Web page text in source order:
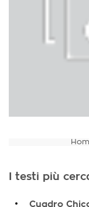
I testi più
. Cuadro